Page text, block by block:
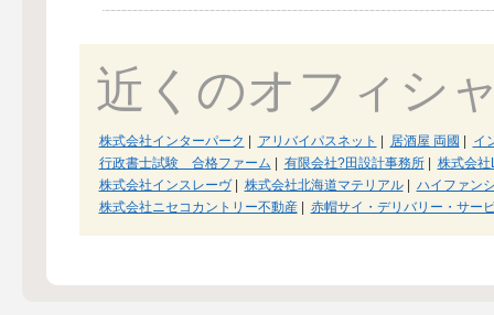
近くのオフィシ
株式会社インターパーク アリバイパスネット 居酒屋 両國
イ
行政書士試験 合格ファーム
有限会社?田設計事務所|
株式会社
株式会社インスレーヴ| 株式会社北海道マテリアル|
ハイファン
株式会社ニセコカントリー不動産| 赤帽サイ・デリバリー・サー